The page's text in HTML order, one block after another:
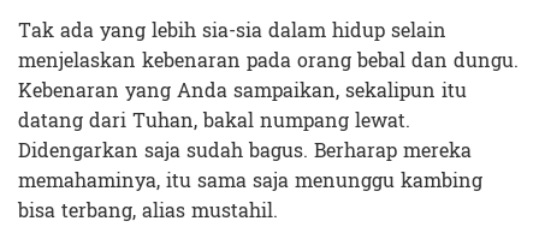
Tak ada yang lebih sia-sia dalam hidup selain
menjelaskan kebenaran pada orang bebal dan dungu.
Kebenaran yang Anda sampaikan, sekalipun itu
datang dari Tuhan, bakal numpang lewat.
Didengarkan saja sudah bagus. Berharap mereka
memahaminya, itu sama saja menunggu kambing
bisa terbang, alias mustahil.